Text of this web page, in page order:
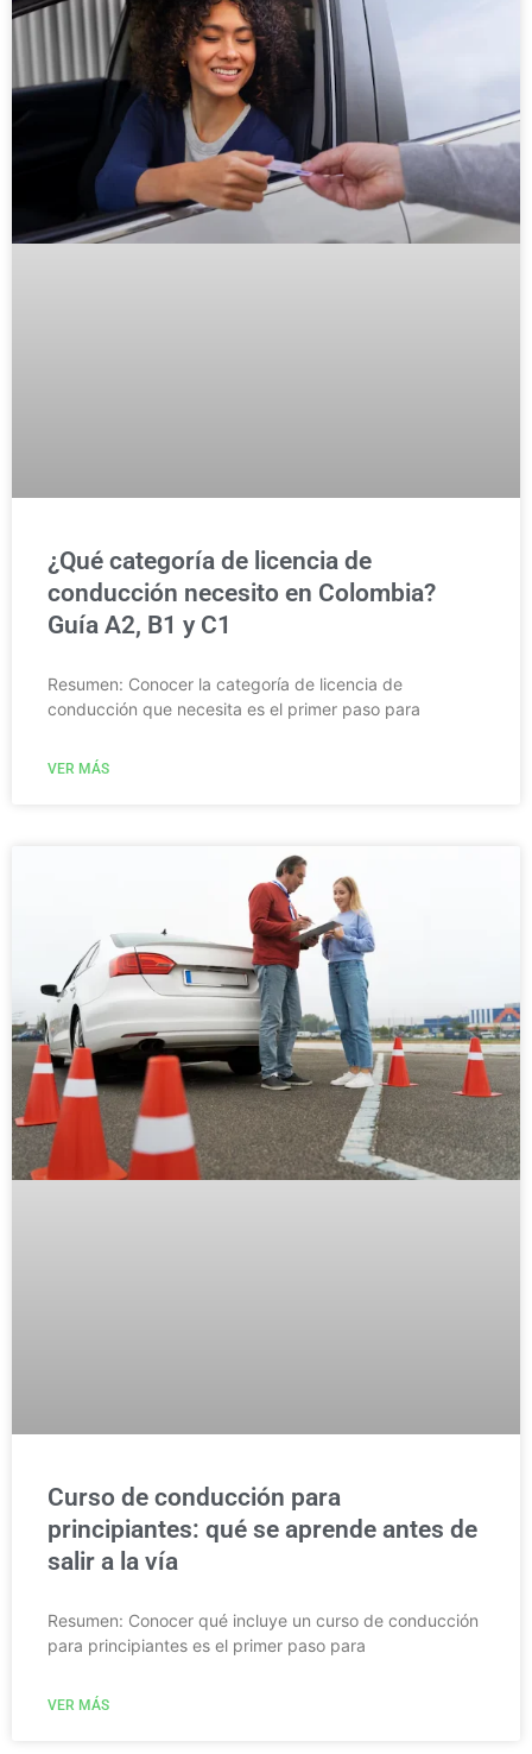
¿Qué categoría de licencia de
conducción necesito en Colombia?
Guía A2, B1 y C1
Resumen: Conocer la categoría de licencia de
conducción que necesita es el primer paso para
VER MÁS
Curso de conducción para
principiantes: qué se aprende antes de
salir a la vía
Resumen: Conocer qué incluye un curso de conducción
para principiantes es el primer paso para
VER MÁS